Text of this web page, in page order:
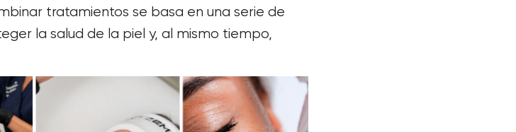
tratamientos se basa en una serie de
la salud de la piel y, al mismo tiempo,